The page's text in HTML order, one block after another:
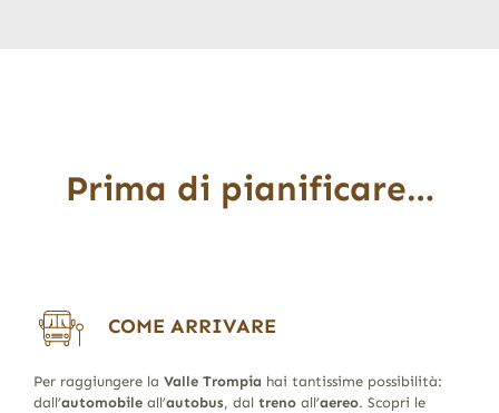
Prima di pianificare…
COME ARRIVARE
Per raggiungere la Valle Trompia hai tantissime possibilità:
dall’automobileall’autobus, dal trenoall’aereo. Scopri le